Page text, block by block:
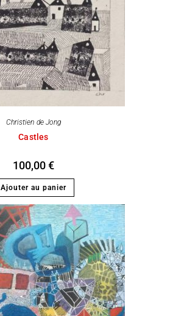
Christien de Jong
Castles
100,00€
Ajouter au panier